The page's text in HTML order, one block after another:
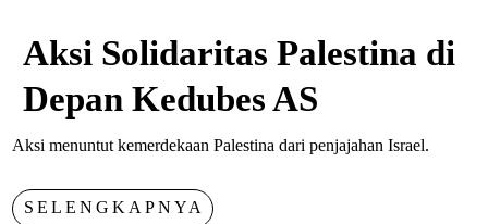
Aksi Solidaritas Palestina di
Depan Kedubes AS
Aksi menuntut kemerdekaan Palestina dari penjajahan Israel.
SELENGKAPNYA